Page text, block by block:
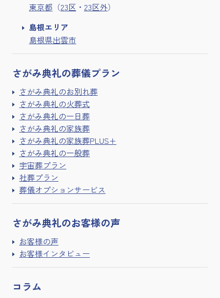
東京都 （23区 ・ 23区外）
島根エリア
島根県出雲市
さがみ典礼の葬儀プラン
さがみ典礼のお別れ葬
さがみ典礼の火葬式
さがみ典礼の一日葬
さがみ典礼の家族葬
さがみ典礼の家族葬PLUS+
さがみ典礼の一般葬
宇宙葬プラン
社葬プラン
葬儀オプションサービス
さがみ典礼のお客様の声
お客様の声
お客様インタビュー
コラム